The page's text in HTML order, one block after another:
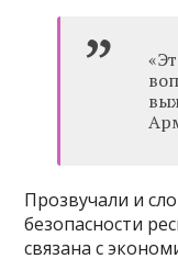
Прозвучали и
безопасности
связана с